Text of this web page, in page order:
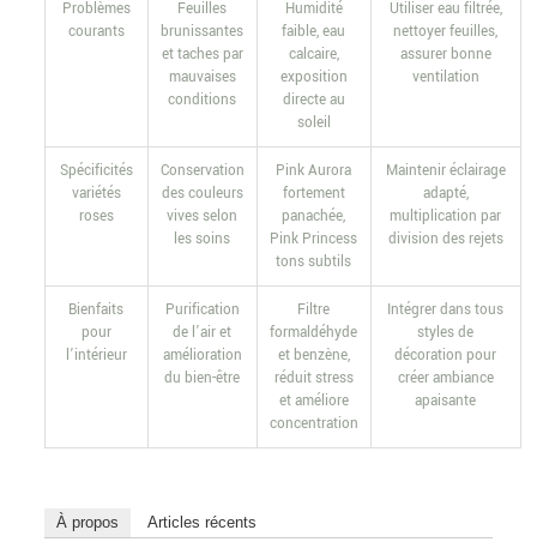
Problèmes
courants
Feuilles
brunissantes
et taches par
mauvaises
conditions
Humidité
faible, eau
calcaire,
exposition
directe au
soleil
Utiliser eau filtrée,
nettoyer feuilles,
assurer bonne
ventilation
Spécificités
variétés
roses
Conservation
des couleurs
vives selon
les soins
Pink Aurora
fortement
panachée,
Pink Princess
tons subtils
Maintenir éclairage
adapté,
multiplication par
division des rejets
Bienfaits
pour
l’intérieur
Purification
de l’air et
amélioration
du bien-être
Filtre
formaldéhyde
et benzène,
réduit stress
et améliore
concentration
Intégrer dans tous
styles de
décoration pour
créer ambiance
apaisante
À propos Articles récents